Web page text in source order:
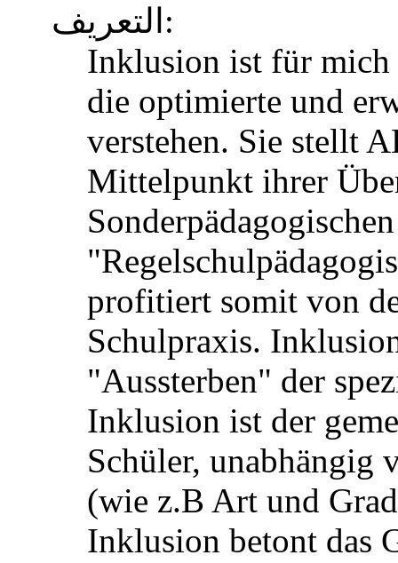
التعريف:
Inklusion ist für mich
die optimierte und
verstehen. Sie stellt
Mittelpunkt ihrer
profitiert somit von
Schulpraxis.
"Aussterben" der
Inklusion ist der
Schüler, unabhängig
(wie z.B Art und
Inklusion betont das